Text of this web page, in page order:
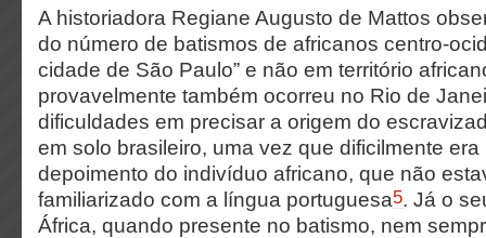
A historiadora Regiane Augusto de Mattos
do número de batismos de africanos centro-
cidade de São Paulo” e não em território
provavelmente também ocorreu no Rio de
dificuldades em precisar a origem do
em solo brasileiro, uma vez que dificilmente
depoimento do indivíduo africano, que não
familiarizado com a língua portuguesa5. Já o
África, quando presente no batismo, nem